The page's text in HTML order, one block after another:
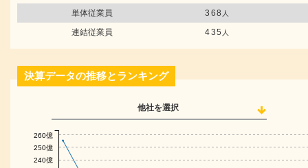
単体従業員 368 人
連結従業員 435 人
決算データの推移とランキング
他社を選択
240億
250億
260億